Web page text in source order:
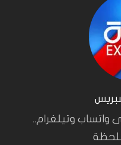
واتساب وتيلغرام..